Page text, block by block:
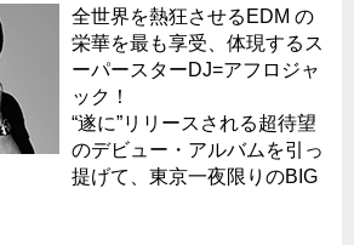
全世界を熱狂させるEDM の
栄華を最も享受、体現するス
ーパースターDJ=アフロジャ
ック！
“遂に”リリースされる超待望
のデビュー・アルバムを引っ
提げて、東京一夜限りのBIG